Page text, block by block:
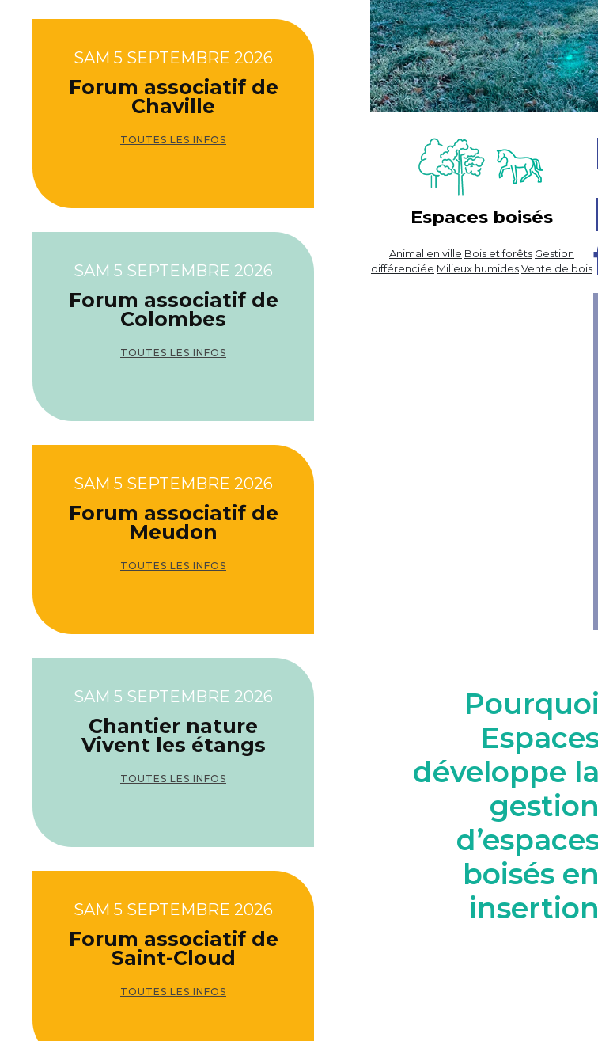
Espaces boisés
Animal en ville Bois et forêts Gestion
différenciée Milieux humidesVente de bois
Pourquoi
développe la
gestion
boisés en
insertion
SAM 5 SEPTEMBRE 2026
Forum associatif de
Chaville
TOUTES LES INFOS
SAM 5 SEPTEMBRE 2026
Forum associatif de
Colombes
TOUTES LES INFOS
SAM 5 SEPTEMBRE 2026
Forum associatif de
Meudon
TOUTES LES INFOS
SAM 5 SEPTEMBRE 2026
Chantier nature
Vivent les étangs
TOUTES LES INFOS
SAM 5 SEPTEMBRE 2026
Forum associatif de
Saint-Cloud
TOUTES LES INFOS